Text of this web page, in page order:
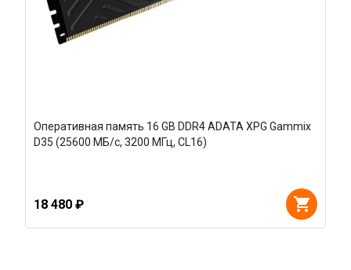
Оперативная память 16 GB DDR4 ADATA XPG Gammix
D35 (25600 МБ/с, 3200 МГц, CL16)
18 480 ₽